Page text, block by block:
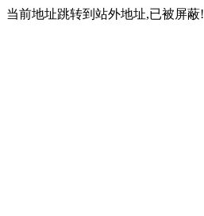
当前地址跳转到站外地址,已被屏蔽!